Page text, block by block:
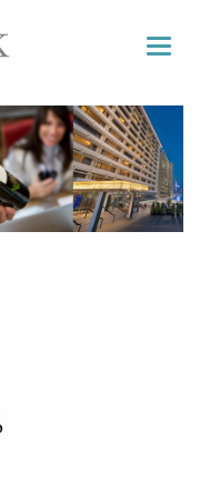
Toggle